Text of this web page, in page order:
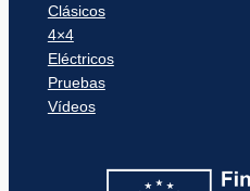
Clásicos
4×4
Eléctricos
Pruebas
Vídeos